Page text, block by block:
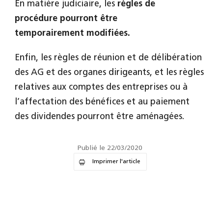
En matière judiciaire, les règles de
procédure pourront être
temporairement modifiées.
Enfin, les règles de réunion et de délibération
des AG et des organes dirigeants, et les règles
relatives aux comptes des entreprises ou à
l’affectation des bénéfices et au paiement
des dividendes pourront être aménagées.
Publié le 22/03/2020
Imprimer l'article